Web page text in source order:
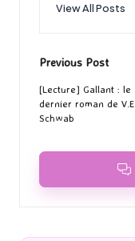
View All Posts
Post
navigation
Previous Post
[Lecture] Gallant : le
dernier roman de V.E
Schwab